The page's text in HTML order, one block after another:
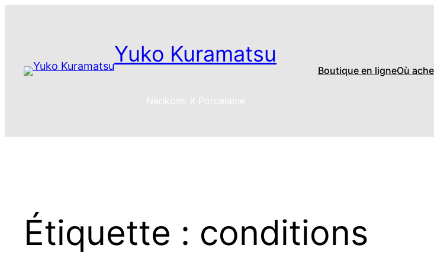
Yuko Kuramatsu
Nerikomi X Porcelaine
Boutique en ligneOù
Étiquette : conditions